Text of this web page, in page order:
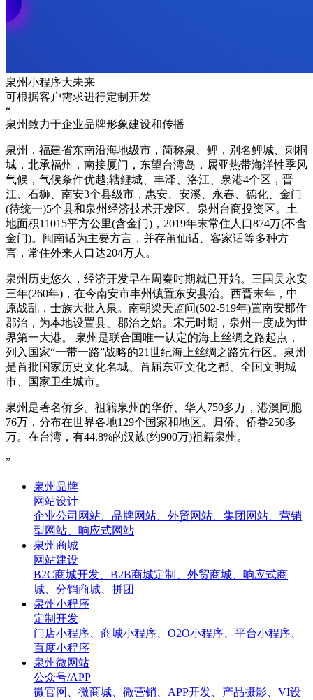
泉州小程序大未来
可根据客户需求进行定制开发
“
泉州致力于企业品牌形象建设和传播
泉州，福建省东南沿海地级市，简称泉、鲤，别名鲤城、刺桐
城，北承福州，南接厦门，东望台湾岛，属亚热带海洋性季风
气候，气候条件优越;辖鲤城、丰泽、洛江、泉港4个区，晋
江、石狮、南安3个县级市，惠安、安溪、永春、德化、金门
(待统一)5个县和泉州经济技术开发区、泉州台商投资区。土
地面积11015平方公里(含金门)，2019年末常住人口874万(不含
金门)。闽南话为主要方言，并存莆仙话、客家话等多种方
言，常住外来人口达204万人。
泉州历史悠久，经济开发早在周秦时期就已开始。三国吴永安
三年(260年)，在今南安市丰州镇置东安县治。西晋末年，中
原战乱，士族大批入泉。南朝梁天监间(502-519年)置南安郡作
郡治，为本地设置县、郡治之始。宋元时期，泉州一度成为世
界第一大港。 泉州是联合国唯一认定的海上丝绸之路起点，
列入国家“一带一路”战略的21世纪海上丝绸之路先行区。泉州
是首批国家历史文化名城、首届东亚文化之都、全国文明城
市、国家卫生城市。
泉州是著名侨乡。祖籍泉州的华侨、华人750多万，港澳同胞
76万，分布在世界各地129个国家和地区。归侨、侨眷250多
万。在台湾，有44.8%的汉族(约900万)祖籍泉州。
”
泉州品牌
网站设计
企业公司网站、品牌网站、外贸网站、集团网站、营销
型网站、响应式网站
泉州商城
网站建设
B2C商城开发、B2B商城定制、外贸商城、响应式商
城、分销商城、拼团
泉州小程序
定制开发
门店小程序、商城小程序、O2O小程序、平台小程序、
百度小程序
泉州微网站
公众号/APP
微官网、微商城、微营销、APP开发、产品摄影、VI设